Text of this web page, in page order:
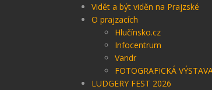
Vidět a být viděn na Prajzské
O prajzacích
Hlučínsko.cz
Infocentrum
Vandr
FOTOGRAFICKÁ
LUDGERY FEST 2026